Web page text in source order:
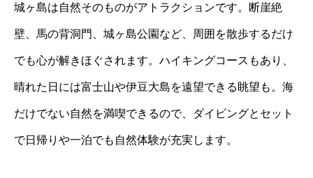
城ヶ島は自然そのものがアトラクションです。断崖絶
壁、馬の背洞門、城ヶ島公園など、周囲を散歩するだけ
でも心が解きほぐされます。ハイキングコースもあり、
晴れた日には富士山や伊豆大島を遠望できる眺望も。海
だけでない自然を満喫できるので、ダイビングとセット
で日帰りや一泊でも自然体験が充実します。